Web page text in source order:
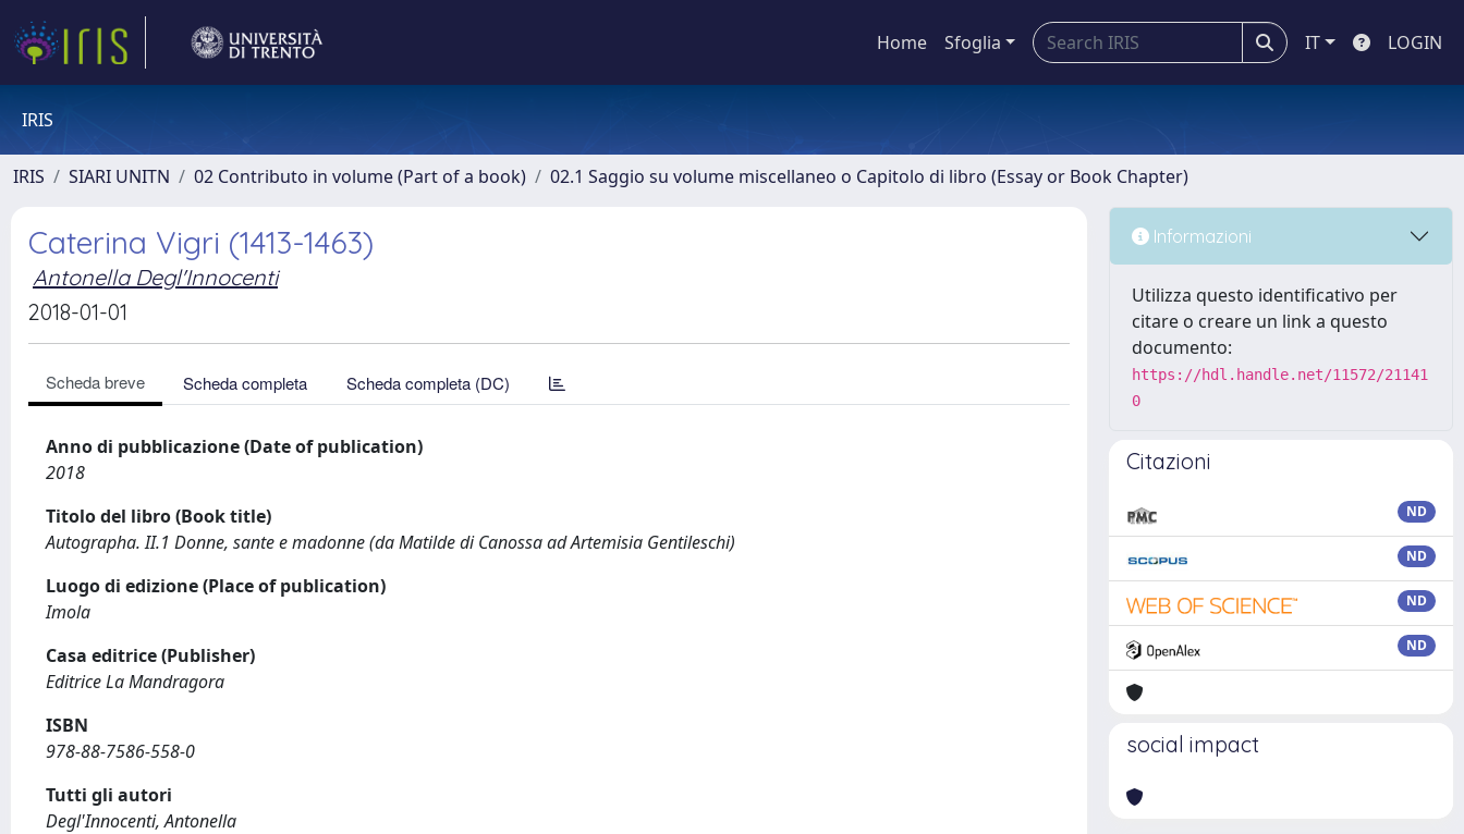
Home Sfoglia IT LOGIN
IRIS
IRIS SIARI UNITN 02 Contributo in volume (Part of a book) 02.1 Saggio su volume miscellaneo o Capitolo di libro (Essay or Book Chapter)
Caterina Vigri (1413-1463)
Antonella Degl'Innocenti
2018-01-01
Scheda breve Scheda completa Scheda completa (DC)
Anno di pubblicazione (Date of publication)
2018
Titolo del libro (Book title)
Autographa. II.1 Donne, sante e madonne (da Matilde di Canossa ad Artemisia Gentileschi)
Luogo di edizione (Place of publication)
Imola
Casa editrice (Publisher)
Editrice La Mandragora
ISBN
978-88-7586-558-0
Tutti gli autori
Degl'Innocenti, Antonella
Informazioni
Utilizza questo identificativo per
citare o creare un link a questo
documento:
https://hdl.handle.net/11572/21141
0
Citazioni
ND
ND
ND
ND
social impact